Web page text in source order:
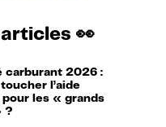
👀
carburant 2026 :
l’aide
les « grands
?